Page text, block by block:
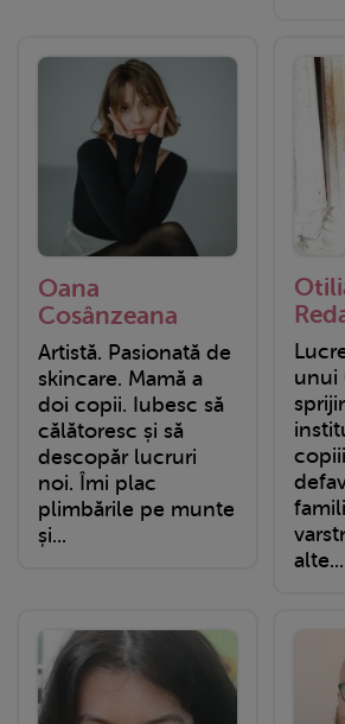
Oana
Cosânzeana
Artistă. Pasionată de
skincare. Mamă a
doi copii. ​Iubesc să
călătoresc și să
descopăr lucruri
noi. Îmi plac
plimbările pe munte
și...
unui
alte...